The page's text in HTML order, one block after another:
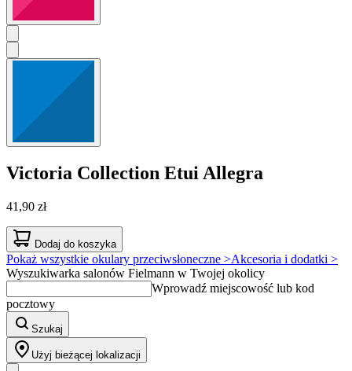
Victoria Collection Etui Allegra
41,90 zł
Dodaj do koszyka
Pokaż wszystkie okulary przeciwsłoneczne >Akcesoria i dodatki >
Wyszukiwarka salonów Fielmann w Twojej okolicy
Wprowadź miejscowość lub kod
pocztowy
Szukaj
Użyj bieżącej lokalizacji